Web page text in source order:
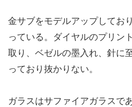
金サブをモデルアップしてお
っている。ダイヤルのプリン
取り、ベゼルの墨入れ、針に
っており抜かりない。
ガラスはサファイアガラスで